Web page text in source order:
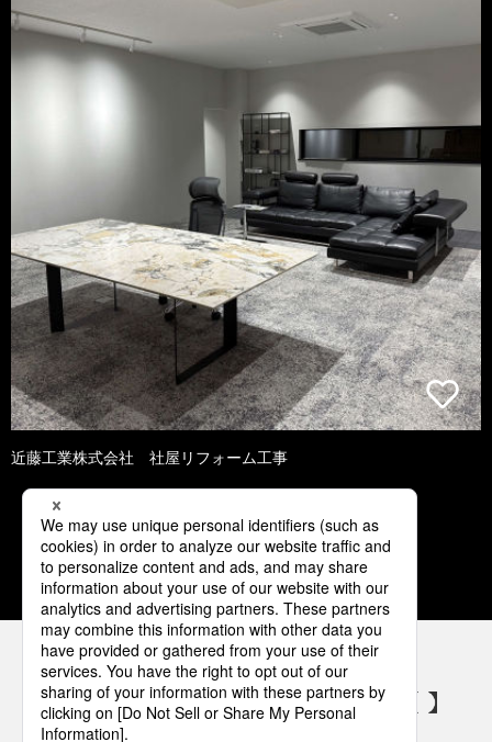
近藤工業株式会社 社屋リフォーム工事
1 2 3 4 5
パナソニックの電気設備 SNSアカウント